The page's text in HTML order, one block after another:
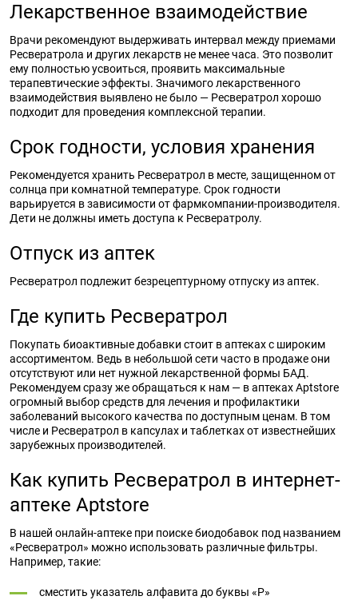
Лекарственное взаимодействие
Врачи рекомендуют выдерживать интервал между приемами
Ресвератрола и других лекарств не менее часа. Это позволит
ему полностью усвоиться, проявить максимальные
терапевтические эффекты. Значимого лекарственного
взаимодействия выявлено не было — Ресвератрол хорошо
подходит для проведения комплексной терапии.
Срок годности, условия хранения
Рекомендуется хранить Ресвератрол в месте, защищенном от
солнца при комнатной температуре. Срок годности
варьируется в зависимости от фармкомпании-производителя.
Дети не должны иметь доступа к Ресвератролу.
Отпуск из аптек
Ресвератрол подлежит безрецептурному отпуску из аптек.
Где купить Ресвератрол
Покупать биоактивные добавки стоит в аптеках с широким
ассортиментом. Ведь в небольшой сети часто в продаже они
отсутствуют или нет нужной лекарственной формы БАД.
Рекомендуем сразу же обращаться к нам — в аптеках Aptstore
огромный выбор средств для лечения и профилактики
заболеваний высокого качества по доступным ценам. В том
числе и Ресвератрол в капсулах и таблетках от известнейших
зарубежных производителей.
Как купить Ресвератрол в интернет-
аптеке Aptstore
В нашей онлайн-аптеке при поиске биодобавок под названием
«Ресвератрол» можно использовать различные фильтры.
Например, такие:
сместить указатель алфавита до буквы «Р»